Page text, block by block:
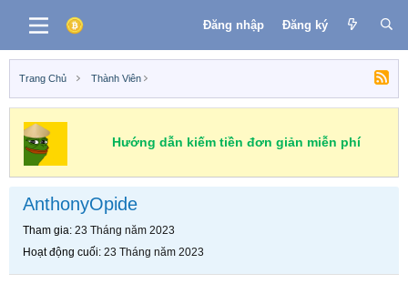
Đăng nhập Đăng ký
Trang Chủ Thành Viên
Hướng dẫn kiếm tiền đơn giản miễn phí
AnthonyOpide
Tham gia 23 Tháng năm 2023
Hoạt động cuối 23 Tháng năm 2023